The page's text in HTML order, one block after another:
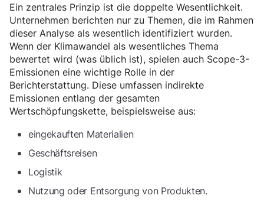
Ein zentrales Prinzip ist die doppelte Wesentlichkeit.
Unternehmen berichten nur zu Themen, die im Rahmen
dieser Analyse als wesentlich identifiziert wurden.
Wenn der Klimawandel als wesentliches Thema
bewertet wird (was üblich ist), spielen auch Scope-3-
Emissionen eine wichtige Rolle in der
Berichterstattung. Diese umfassen indirekte
Emissionen entlang der gesamten
Wertschöpfungskette, beispielsweise aus:
eingekauften Materialien
Geschäftsreisen
Logistik
Nutzung oder Entsorgung von Produkten.